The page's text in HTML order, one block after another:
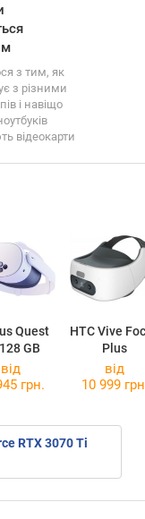
з тим, як
з різними
і навіщо
відеокарти
Quest
GB
HTC Vive
Plus
від
грн.
від
10 999
RTX 3070 Ti